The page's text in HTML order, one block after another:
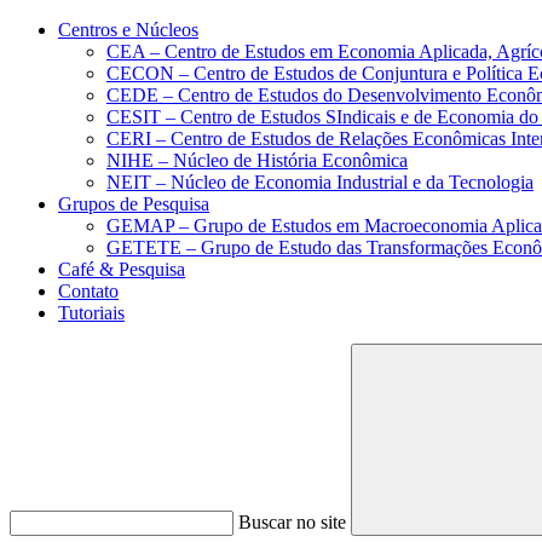
Conteúdo principal Menu principal
Centros e Núcleos
CEA – Centro de Estudos em Economia Aplicada,
CECON – Centro de Estudos de Conjuntura e Política
CEDE – Centro de Estudos do Desenvolvimento
CESIT – Centro de Estudos SIndicais e de Economia
CERI – Centro de Estudos de Relações Econômicas
NIHE – Núcleo de História Econômica
NEIT – Núcleo de Economia Industrial e da Tecnologia
Grupos de Pesquisa
GEMAP – Grupo de Estudos em Macroeconomia
GETETE – Grupo de Estudo das Transformações
Café & Pesquisa
Contato
Tutoriais
Buscar no site